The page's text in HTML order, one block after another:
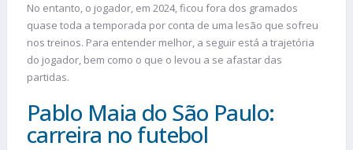
No entanto, o jogador, em 2024, ficou fora dos gramados
quase toda a temporada por conta de uma lesão que sofreu
nos treinos. Para entender melhor, a seguir está a trajetória
do jogador, bem como o que o levou a se afastar das
partidas.
Pablo Maia do São Paulo:
carreira no futebol